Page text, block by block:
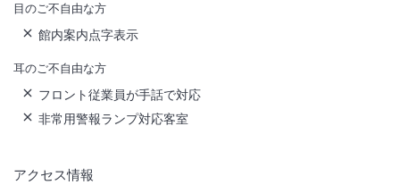
目のご不自由な方
館内案内点字表示
耳のご不自由な方
フロント従業員が手話で対応
非常用警報ランプ対応客室
アクセス情報